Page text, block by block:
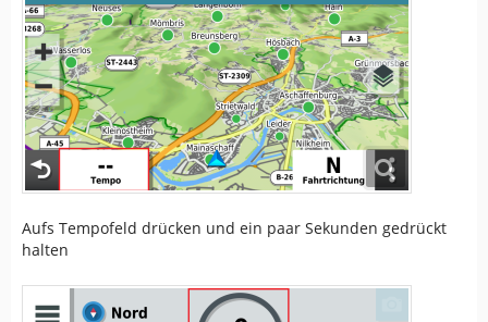
Aufs Tempofeld drücken und ein paar Sekunden gedrückt
halten